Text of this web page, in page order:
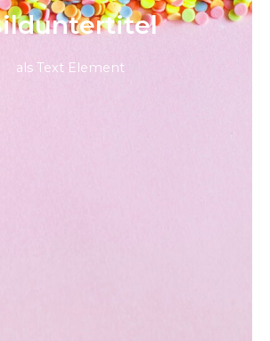
als Text Element